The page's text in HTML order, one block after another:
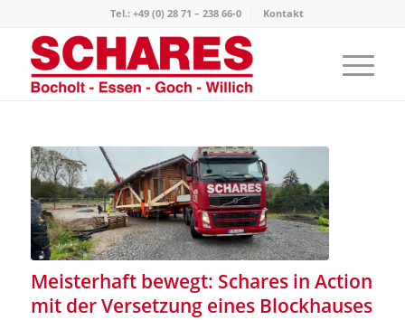
Tel.: +49 (0) 28 71 – 238 66-0 Kontakt
Meisterhaft bewegt: Schares in Action
mit der Versetzung eines Blockhauses